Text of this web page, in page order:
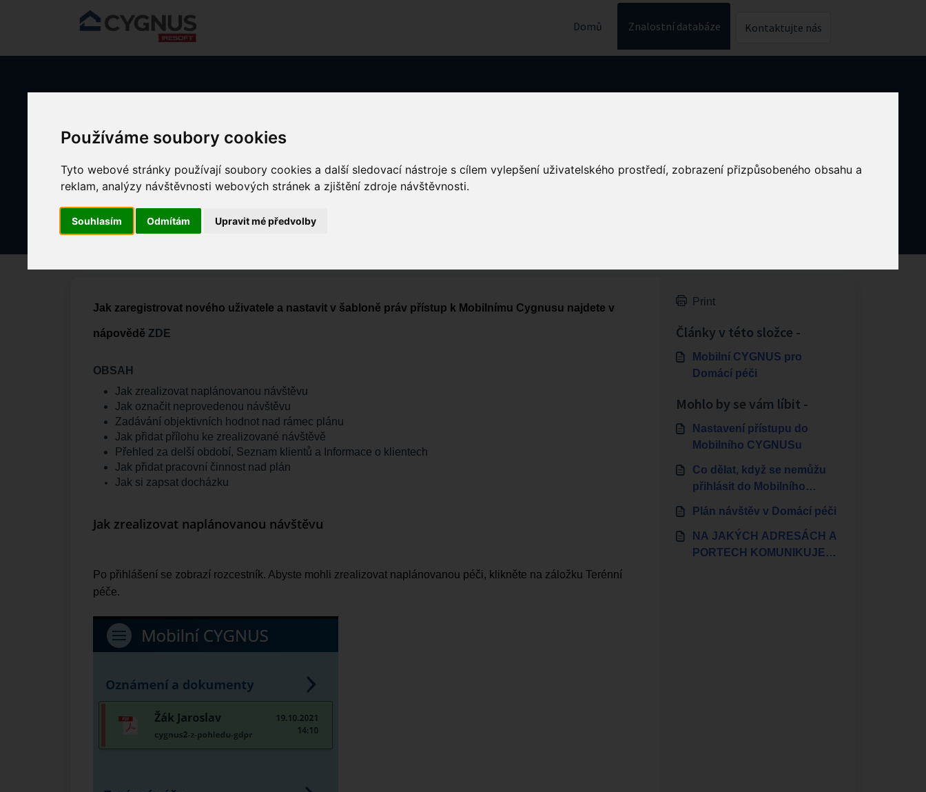
Používáme soubory cookies
Tyto webové stránky používají soubory cookies a další sledovací nástroje s cílem vylepšení uživatelského prostředí, zobrazení přizpůsobeného obsahu a
reklam, analýzy návštěvnosti webových stránek a zjištění zdroje návštěvnosti.
Souhlasím Odmítám Upravit mé předvolby
Domů
Znalostní databáze Kontaktujte nás
Mobilní CYGNUS pro Domácí péči
Změněno dne Čt, 24 Duben, 2025 v 12:56 ODPOLEDNE
Jak zaregistrovat nového uživatele a nastavit v šabloně práv přístup k Mobilnímu Cygnusu najdete v
nápovědě ZDE
OBSAH
Jak zrealizovat naplánovanou návštěvu
Jak označit neprovedenou návštěvu
Zadávání objektivních hodnot nad rámec plánu
Jak přidat přílohu ke zrealizované návštěvě
Přehled za delší období, Seznam klientů a Informace o klientech
Jak přidat pracovní činnost nad plán
Jak si zapsat docházku
Jak zrealizovat naplánovanou návštěvu
Po přihlášení se zobrazí rozcestník. Abyste mohli zrealizovat naplánovanou péči, klikněte na záložku Terénní
péče.
Print
Články v této složce -
Mobilní CYGNUS pro
Domácí péči
Mohlo by se vám líbit -
Nastavení přístupu do
Mobilního CYGNUSu
Co dělat, když se nemůžu
přihlásit do Mobilního
Plán návštěv v Domácí péči
NA JAKÝCH ADRESÁCH A
PORTECH KOMUNIKUJE